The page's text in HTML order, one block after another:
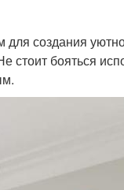
создания
стоит бояться